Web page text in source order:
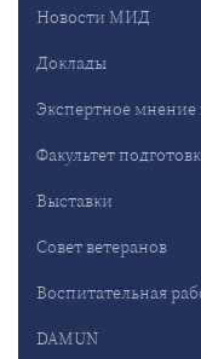
Новости МИД
Доклады
Экспертное мнение
Факультет
Выставки
Совет ветеранов
Воспитательная
DAMUN